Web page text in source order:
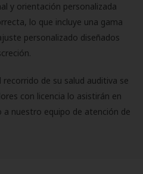
y orientación personalizada
lo que incluye una gama
personalizado diseñados
de su salud auditiva se
con licencia lo asistirán en
a nuestro equipo de atención de